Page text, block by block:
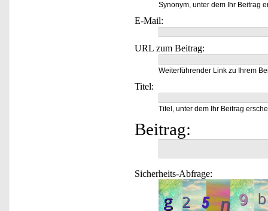
Synonym, unter dem Ihr Beitrag
E-Mail:
URL zum Beitrag:
Weiterführender Link zu Ihrem
Titel:
Titel, unter dem Ihr Beitrag
Beitrag:
Sicherheits-Abfrage: